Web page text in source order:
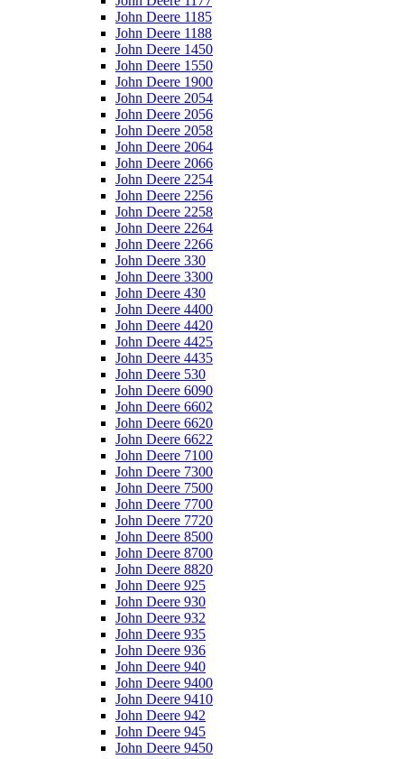
John Deere 1185
John Deere 1188
John Deere 1450
John Deere 1550
John Deere 1900
John Deere 2054
John Deere 2056
John Deere 2058
John Deere 2064
John Deere 2066
John Deere 2254
John Deere 2256
John Deere 2258
John Deere 2264
John Deere 2266
John Deere 330
John Deere 3300
John Deere 430
John Deere 4400
John Deere 4420
John Deere 4425
John Deere 4435
John Deere 530
John Deere 6090
John Deere 6602
John Deere 6620
John Deere 6622
John Deere 7100
John Deere 7300
John Deere 7500
John Deere 7700
John Deere 7720
John Deere 8500
John Deere 8700
John Deere 8820
John Deere 925
John Deere 930
John Deere 932
John Deere 935
John Deere 936
John Deere 940
John Deere 9400
John Deere 9410
John Deere 942
John Deere 945
John Deere 9450